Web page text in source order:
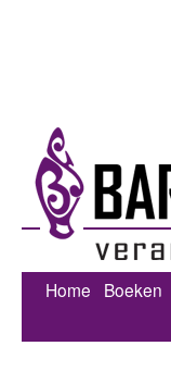
Home Boeken